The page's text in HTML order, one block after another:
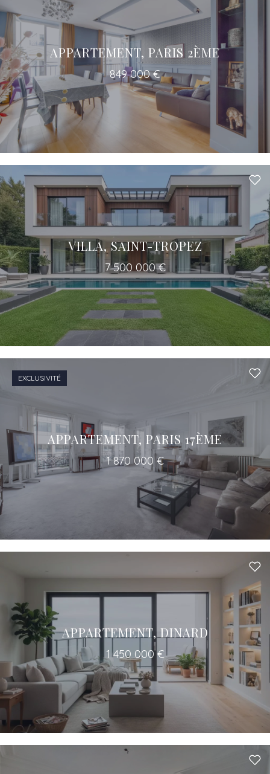
Un accès à tous les professionnels pour
APPARTEMENT, PARIS 2ÈME
849 000 €
VILLA, SAINT-TROPEZ
7 500 000 €
APPARTEMENT, PARIS 17ÈME
1 870 000 €
EXCLUSIVITÉ
APPARTEMENT, DINARD
1 450 000 €